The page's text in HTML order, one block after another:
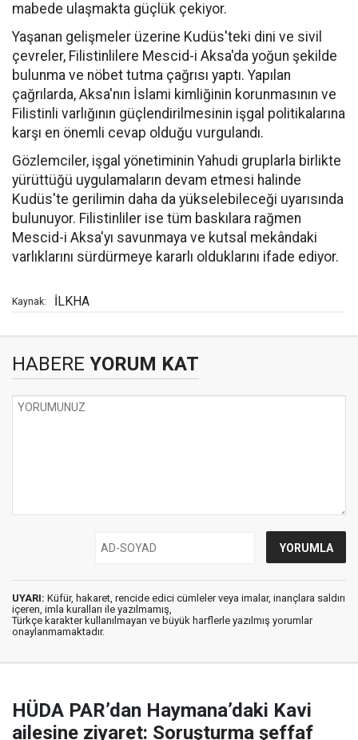
mabede ulaşmakta güçlük çekiyor.
Yaşanan gelişmeler üzerine Kudüs'teki dini ve sivil
çevreler, Filistinlilere Mescid-i Aksa'da yoğun şekilde
bulunma ve nöbet tutma çağrısı yaptı. Yapılan
çağrılarda, Aksa'nın İslami kimliğinin korunmasının ve
Filistinli varlığının güçlendirilmesinin işgal politikalarına
karşı en önemli cevap olduğu vurgulandı.
Gözlemciler, işgal yönetiminin Yahudi gruplarla birlikte
yürüttüğü uygulamaların devam etmesi halinde
Kudüs'te gerilimin daha da yükselebileceği uyarısında
bulunuyor. Filistinliler ise tüm baskılara rağmen
Mescid-i Aksa'yı savunmaya ve kutsal mekândaki
varlıklarını sürdürmeye kararlı olduklarını ifade ediyor.
Kaynak: İLKHA
HABERE YORUM KAT
UYARI: Küfür, hakaret, rencide edici cümleler veya imalar, inançlara saldırı
içeren, imla kuralları ile yazılmamış,
Türkçe karakter kullanılmayan ve büyük harflerle yazılmış yorumlar
onaylanmamaktadır.
HÜDA PAR’dan Haymana’daki Kavi
ailesine ziyaret: Soruşturma şeffaf